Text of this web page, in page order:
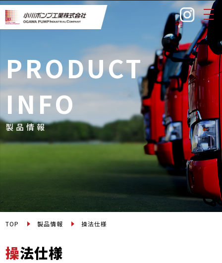
PRODUCT
INFO
製品情報
TOP 製品情報 操法仕様
操法仕様